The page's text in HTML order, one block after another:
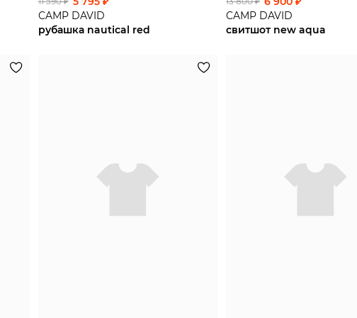
CAMP DAVID
рубашка nautical red
CAMP DAVID
свитшот new aqua